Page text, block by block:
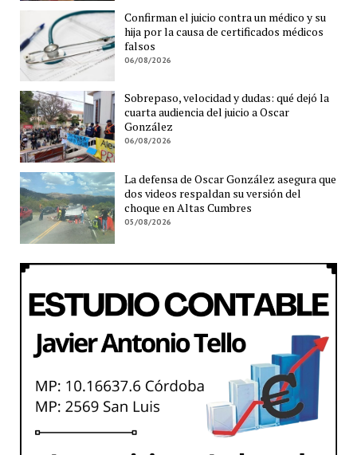
Confirman el juicio contra un médico y su
hija por la causa de certificados médicos
falsos
06/08/2026
Sobrepaso, velocidad y dudas: qué dejó la
cuarta audiencia del juicio a Oscar
González
06/08/2026
La defensa de Oscar González asegura que
dos videos respaldan su versión del
choque en Altas Cumbres
05/08/2026